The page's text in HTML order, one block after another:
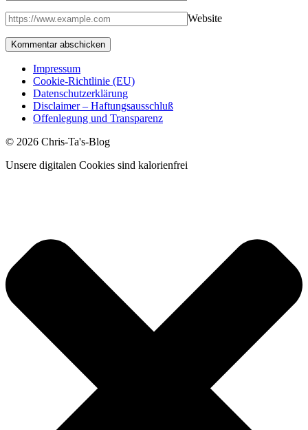
Website
Impressum
Cookie-Richtlinie (EU)
Datenschutzerklärung
Disclaimer – Haftungsausschluß
Offenlegung und Transparenz
© 2026 Chris-Ta's-Blog
Unsere digitalen Cookies sind kalorienfrei